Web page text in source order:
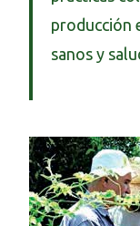
producción
sanos y